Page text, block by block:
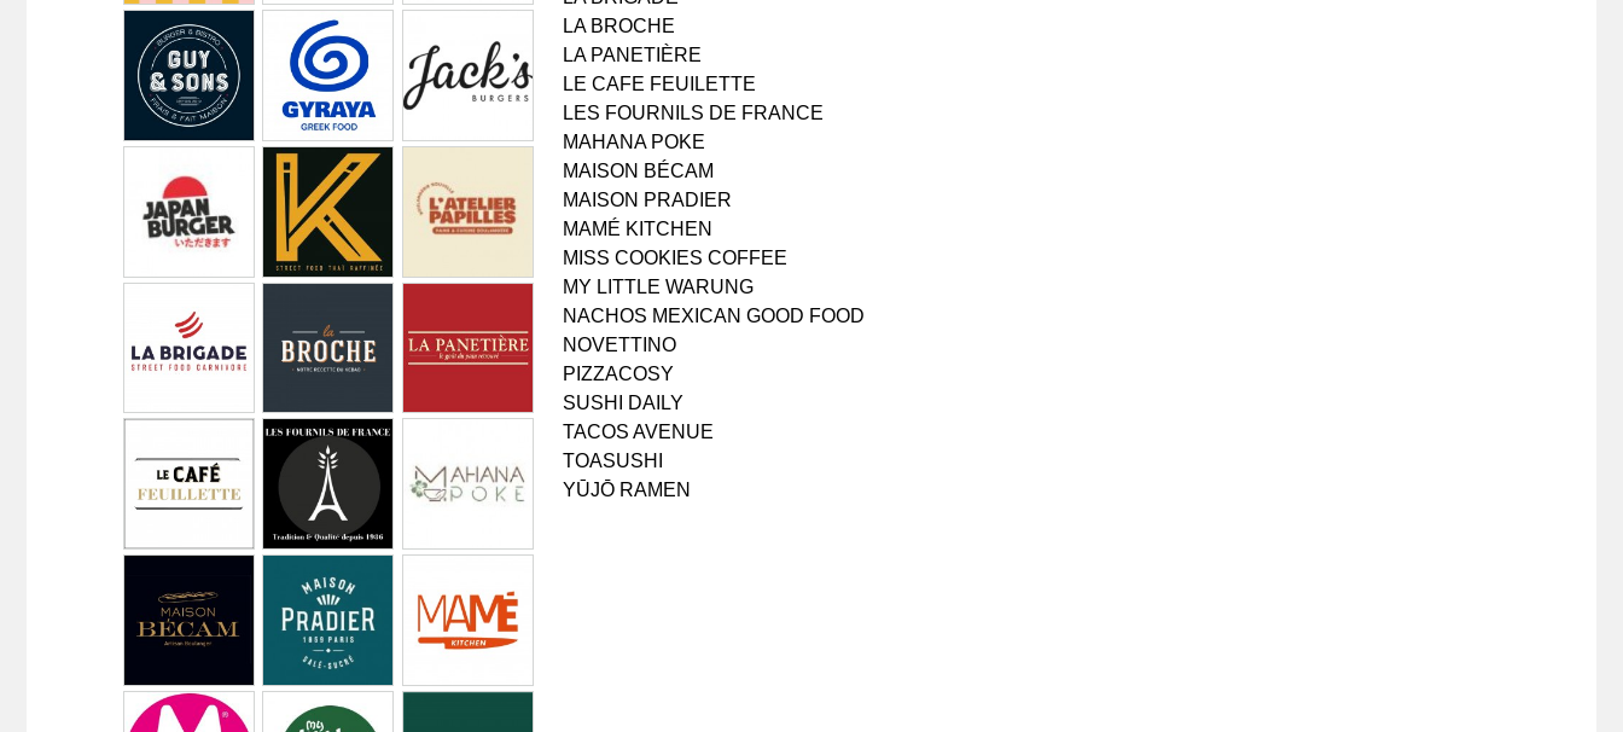
LA BROCHE
LA PANETIÈRE
LE CAFE FEUILETTE
LES FOURNILS DE FRANCE
MAHANA POKE
MAISON BÉCAM
MAISON PRADIER
MAMÉ KITCHEN
MISS COOKIES COFFEE
MY LITTLE WARUNG
NACHOS MEXICAN GOOD FOOD
NOVETTINO
PIZZACOSY
SUSHI DAILY
TACOS AVENUE
TOASUSHI
YŪJŌ RAMEN